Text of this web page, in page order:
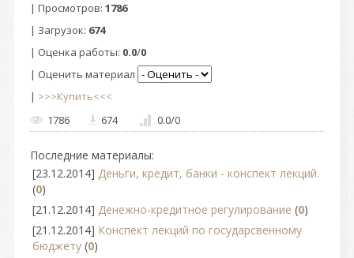
| Просмотров: 1786
| Загрузок: 674
| Оценка работы: 0.0/0
| Оценить материал
| >>>Купить<<<
1786
674 0.0/0
Последние материалы:
[23.12.2014] Деньги, кредит, банки - конспект лекций.
(0)
[21.12.2014] Денежно-кредитное регулирование (0)
[21.12.2014] Конспект лекций по государсвенному
бюджету (0)